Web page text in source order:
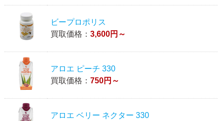
ビープロポリス
買取価格： 3,600円～
アロエ ピーチ 330
買取価格： 750円～
アロエ ベリー ネクター 330